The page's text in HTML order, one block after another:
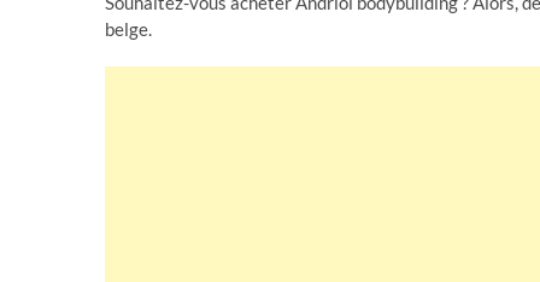
belge.